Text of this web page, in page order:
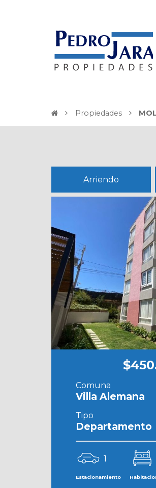
Propiedades
Arriendo
Comuna
Villa Alemana
Tipo
Departamento
1
Estacionamiento